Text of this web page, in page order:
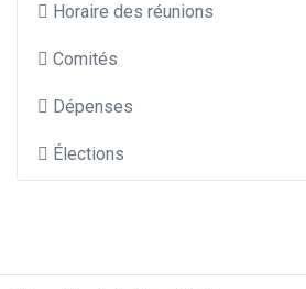
Horaire des réunions
Comités
Dépenses
Élections